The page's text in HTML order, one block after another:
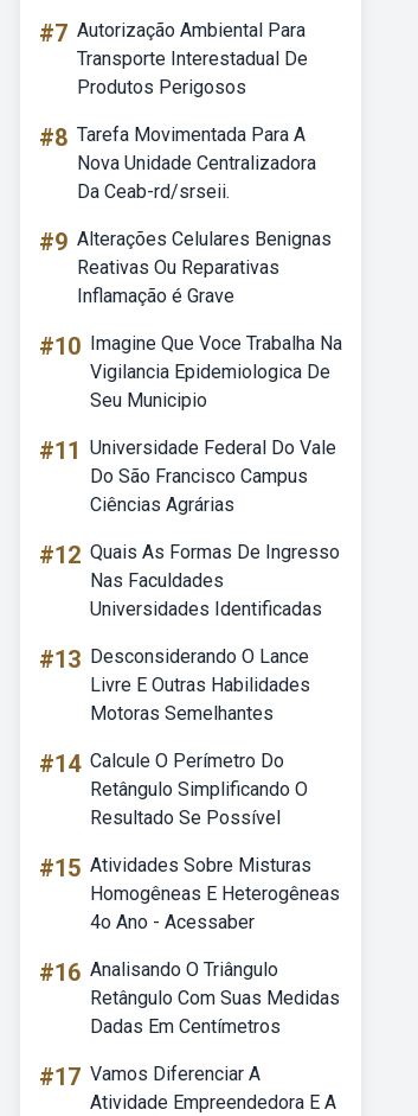
#7 Autorização Ambiental Para
Transporte Interestadual De
Produtos Perigosos
#8 Tarefa Movimentada Para A
Nova Unidade Centralizadora
Da Ceab-rd/srseii.
#9 Alterações Celulares Benignas
Reativas Ou Reparativas
Inflamação é Grave
#10 Imagine Que Voce Trabalha Na
Vigilancia Epidemiologica De
Seu Municipio
#11 Universidade Federal Do Vale
Do São Francisco Campus
Ciências Agrárias
#12 Quais As Formas De Ingresso
Nas Faculdades
Universidades Identificadas
#13 Desconsiderando O Lance
Livre E Outras Habilidades
Motoras Semelhantes
#14 Calcule O Perímetro Do
Retângulo Simplificando O
Resultado Se Possível
#15 Atividades Sobre Misturas
Homogêneas E Heterogêneas
4o Ano - Acessaber
#16 Analisando O Triângulo
Retângulo Com Suas Medidas
Dadas Em Centímetros
#17 Vamos Diferenciar A
Atividade Empreendedora E A